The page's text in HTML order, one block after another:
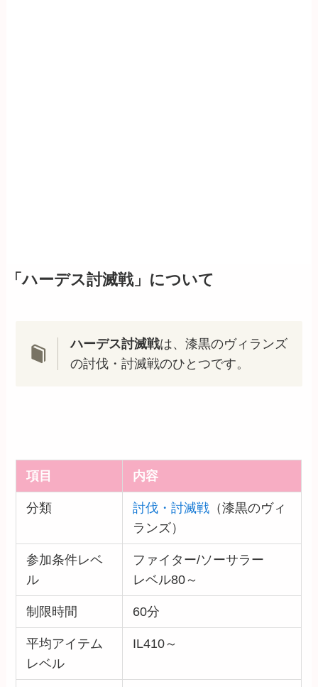
「ハーデス討滅戦」について
ハーデス討滅戦は、漆黒のヴィランズ
の討伐・討滅戦のひとつです。
項目 内容
分類 討伐・討滅戦（漆黒のヴィ
ランズ）
参加条件レベ
ル
ファイター/ソーサラー
レベル80～
制限時間 60分
平均アイテム
レベル
IL410～